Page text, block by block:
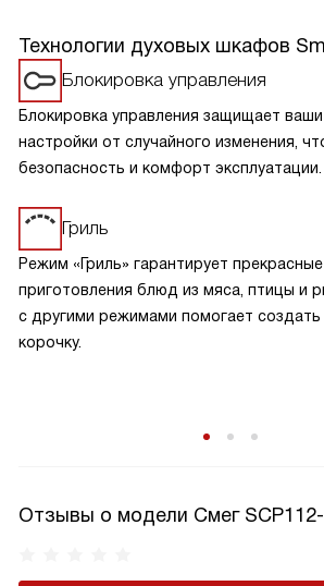
Технологии духовых шкафов
Блокировка управления
Блокировка управления защищает
настройки от случайного изменения,
безопасность и комфорт эксплуатации.
Гриль
Режим «Гриль» гарантирует
приготовления блюд из мяса, птицы и
с другими режимами помогает
корочку.
Отзывы о модели Смег